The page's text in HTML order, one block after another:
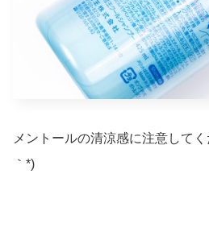
メントールの清涼感に注意して
｀*)